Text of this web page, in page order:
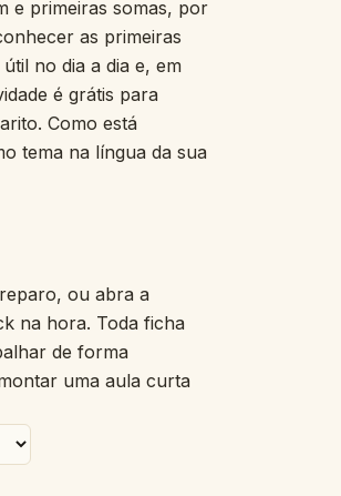
e primeiras somas, por
as primeiras
no dia a dia e, em
é grátis para
Como está
tema na língua da sua
ou abra a
na hora. Toda ficha
de forma
uma aula curta